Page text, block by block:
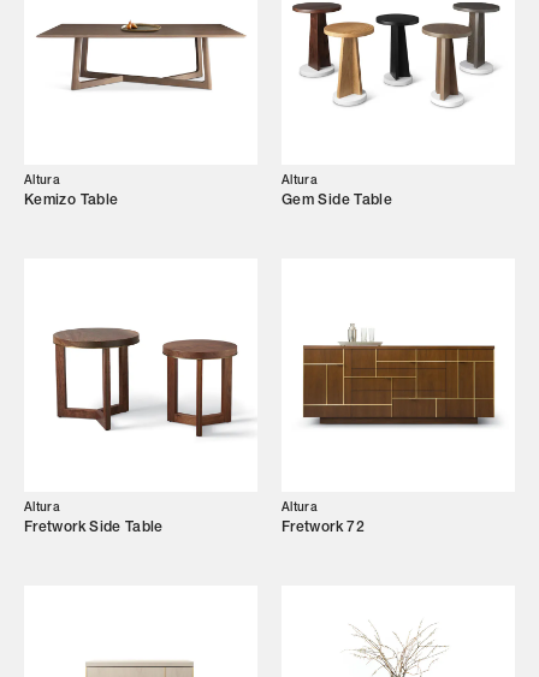
Altura
Kemizo Table
Altura
Gem Side Table
Altura
Fretwork Side Table
Altura
Fretwork 72